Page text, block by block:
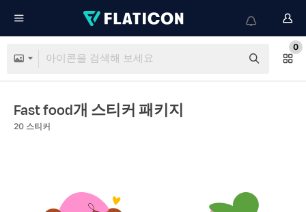
0
Fast food개 스티커 패키지
20 스티커